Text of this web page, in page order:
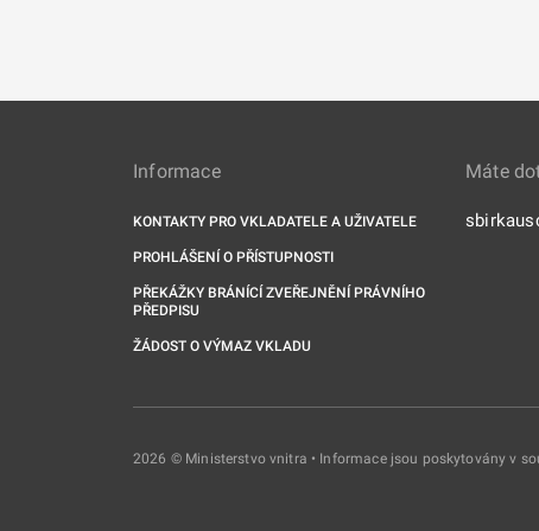
Informace
KONTAKTY PRO VKLADATELE A UŽIVATELE
PROHLÁŠENÍ O PŘÍSTUPNOSTI
PŘEKÁŽKY BRÁNÍCÍ ZVEŘEJNĚNÍ PRÁVNÍHO
PŘEDPISU
ŽÁDOST O VÝMAZ VKLADU
Máte
2026 © Ministerstvo vnitra • Informace jsou poskytovány v